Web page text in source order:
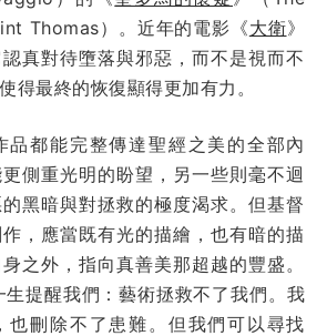
Thomas）。近年的電影《大衛》
真對待墮落與邪惡，而不是視而不
得最終的恢復顯得更加有力。
品都能完整傳達聖經之美的全部內
側重光明的盼望，另一些則毫不迴
黑暗與對拯救的極度渴求。但基督
，應當既有光的描繪，也有暗的描
之外，指向真善美那超越的豐盛。
生提醒我們：藝術拯救不了我們。我
也刪除不了患難。但我們可以尋找